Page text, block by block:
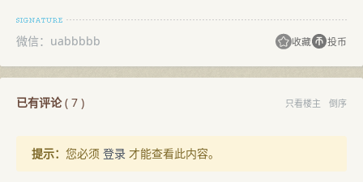
微信：uabbbbb 收藏 投币
已有评论( 7 ) 只看楼主 倒序
提示： 您必须 登录 才能查看此内容。